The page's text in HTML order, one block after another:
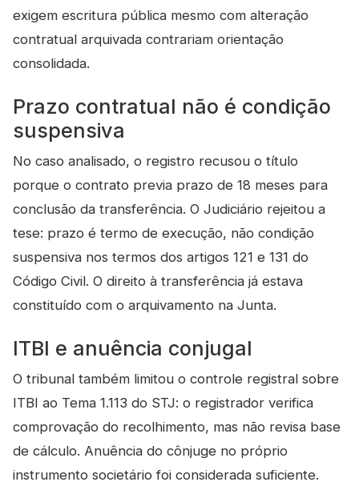
exigem escritura pública mesmo com alteração
contratual arquivada contrariam orientação
consolidada.
Prazo contratual não é condição
suspensiva
No caso analisado, o registro recusou o título
porque o contrato previa prazo de 18 meses para
conclusão da transferência. O Judiciário rejeitou a
tese: prazo é termo de execução, não condição
suspensiva nos termos dos artigos 121 e 131 do
Código Civil. O direito à transferência já estava
constituído com o arquivamento na Junta.
ITBI e anuência conjugal
O tribunal também limitou o controle registral sobre
ITBI ao Tema 1.113 do STJ: o registrador verifica
comprovação do recolhimento, mas não revisa base
de cálculo. Anuência do cônjuge no próprio
instrumento societário foi considerada suficiente.